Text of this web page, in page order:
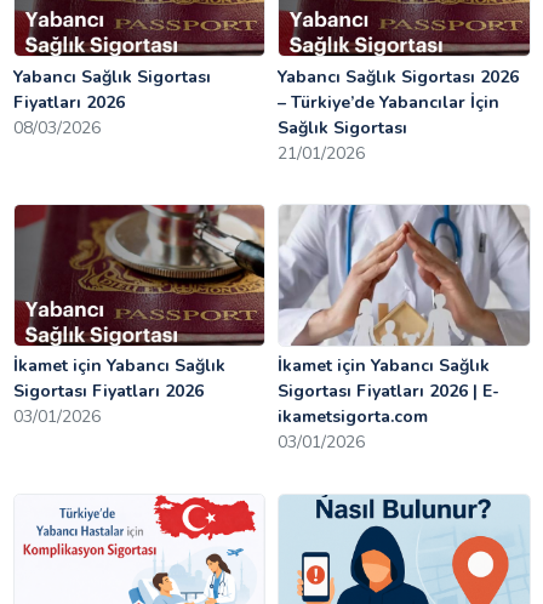
Yabancı Sağlık Sigortası
Fiyatları 2026
08/03/2026
Yabancı Sağlık Sigortası 2026
– Türkiye’de Yabancılar İçin
Sağlık Sigortası
21/01/2026
İkamet için Yabancı Sağlık
Sigortası Fiyatları 2026
03/01/2026
İkamet için Yabancı Sağlık
Sigortası Fiyatları 2026 | E-
ikametsigorta.com
03/01/2026